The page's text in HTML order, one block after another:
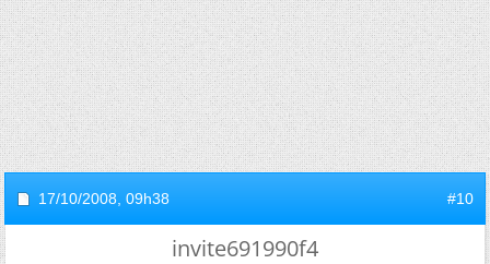
17/10/2008, 09h38 #10
invite691990f4